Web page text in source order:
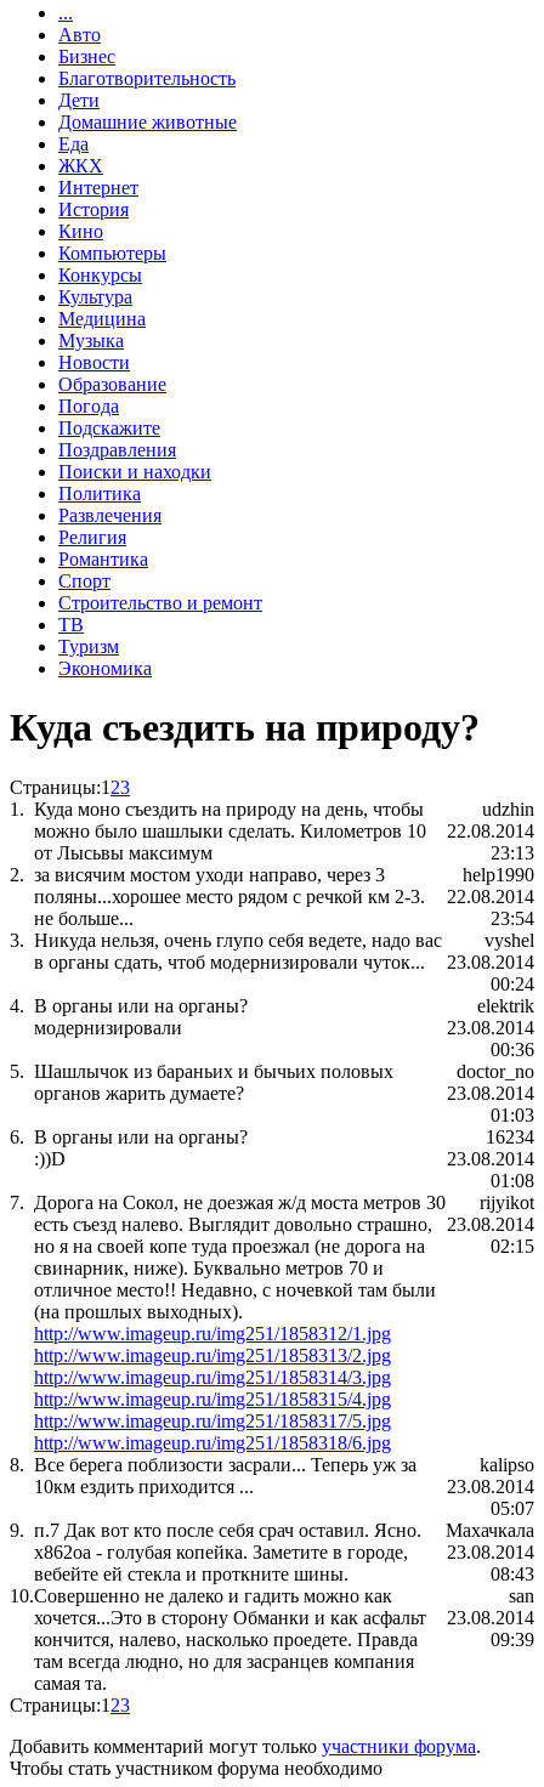
...
Авто
Бизнес
Благотворительность
Дети
Домашние животные
Еда
ЖКХ
Интернет
История
Кино
Компьютеры
Конкурсы
Культура
Медицина
Музыка
Новости
Образование
Погода
Подскажите
Поздравления
Поиски и находки
Политика
Развлечения
Религия
Романтика
Спорт
Строительство и ремонт
ТВ
Туризм
Экономика
Куда съездить на природу?
Страницы:1 23
1. Куда моно съездить на природу на день, чтобы
можно было шашлыки сделать. Километров 10
от Лысьвы максимум
udzhin
22.08.2014
23:13
2. за висячим мостом уходи направо, через 3
поляны...хорошее место рядом с речкой км 2-3.
не больше...
help1990
22.08.2014
23:54
3. Никуда нельзя, очень глупо себя ведете, надо вас
в органы сдать, чтоб модернизировали чуток...
vyshel
23.08.2014
00:24
4. В органы или на органы?
модернизировали
elektrik
23.08.2014
00:36
5. Шашлычок из бараньих и бычьих половых
органов жарить думаете?
doctor_no
23.08.2014
01:03
6. В органы или на органы?
:))D
16234
23.08.2014
01:08
7. Дорога на Сокол, не доезжая ж/д моста метров 30
есть съезд налево. Выглядит довольно страшно,
но я на своей копе туда проезжал (не дорога на
свинарник, ниже). Буквально метров 70 и
отличное место!! Недавно, с ночевкой там были
(на прошлых выходных).
http://www.imageup.ru/img251/1858312/1.jpg
http://www.imageup.ru/img251/1858313/2.jpg
http://www.imageup.ru/img251/1858314/3.jpg
http://www.imageup.ru/img251/1858315/4.jpg
http://www.imageup.ru/img251/1858317/5.jpg
http://www.imageup.ru/img251/1858318/6.jpg
rijyikot
23.08.2014
02:15
8. Все берега поблизости засрали... Теперь уж за
10км ездить приходится ...
kalipso
23.08.2014
05:07
9. п.7 Дак вот кто после себя срач оставил. Ясно.
х862оа - голубая копейка. Заметите в городе,
вебейте ей стекла и проткните шины.
Махачкала
23.08.2014
08:43
10.Совершенно не далеко и гадить можно как
хочется...Это в сторону Обманки и как асфальт
кончится, налево, насколько проедете. Правда
там всегда людно, но для засранцев компания
самая та.
san
23.08.2014
09:39
Страницы:1 23
Добавить комментарий могут только участники форума.
Чтобы стать участником форума необходимо